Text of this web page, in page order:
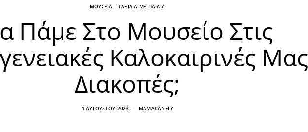
ΜΟΥΣΕΙΑ ΤΑΞΙΔΙΑ ΜΕ ΠΑΙΔΙΑ
Πάμε Στο Μουσείο Στις
Καλοκαιρινές Μας
Διακοπές;
4 ΑΥΓΟΎΣΤΟΥ 2023 MAMACANFLY